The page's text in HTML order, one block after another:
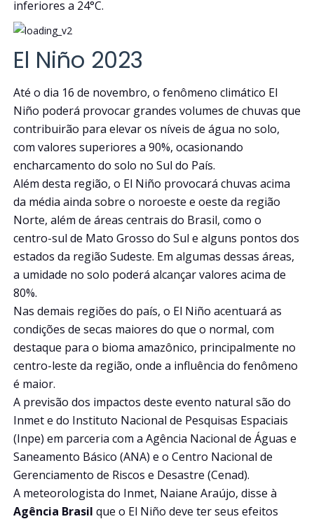
inferiores a 24°C.
El Niño 2023
Até o dia 16 de novembro, o fenômeno climático El
Niño poderá provocar grandes volumes de chuvas que
contribuirão para elevar os níveis de água no solo,
com valores superiores a 90%, ocasionando
encharcamento do solo no Sul do País.
Além desta região, o El Niño provocará chuvas acima
da média ainda sobre o noroeste e oeste da região
Norte, além de áreas centrais do Brasil, como o
centro-sul de Mato Grosso do Sul e alguns pontos dos
estados da região Sudeste. Em algumas dessas áreas,
a umidade no solo poderá alcançar valores acima de
80%.
Nas demais regiões do país, o El Niño acentuará as
condições de secas maiores do que o normal, com
destaque para o bioma amazônico, principalmente no
centro-leste da região, onde a influência do fenômeno
é maior.
A previsão dos impactos deste evento natural são do
Inmet e do Instituto Nacional de Pesquisas Espaciais
(Inpe) em parceria com a Agência Nacional de Águas e
Saneamento Básico (ANA) e o Centro Nacional de
Gerenciamento de Riscos e Desastre (Cenad).
A meteorologista do Inmet, Naiane Araújo, disse à
Agência Brasil que o El Niño deve ter seus efeitos